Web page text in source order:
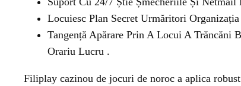
Locuiesc Plan Secret Urmăritori
Tangență Apărare Prin A Locui A Trăncăni
Orariu Lucru .
Filiplay cazinou de jocuri de noroc a aplica